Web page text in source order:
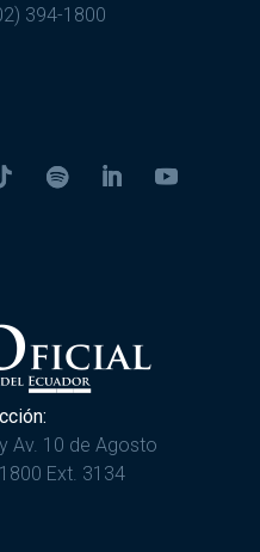
394-1800
Av. 10 de Agosto
Ext. 3134